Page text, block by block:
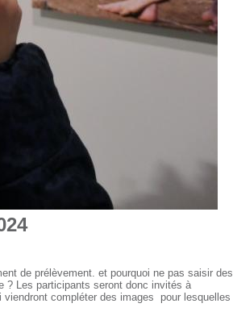
de prélèvement. et pourquoi ne pas saisir des
? Les participants seront donc invités à
viendront compléter des images pour lesquelles